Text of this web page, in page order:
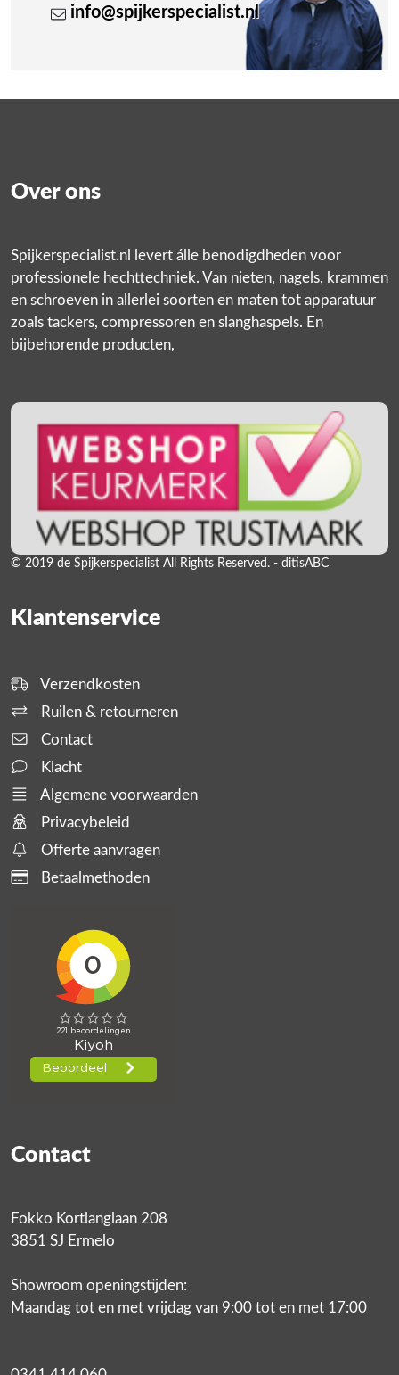
info@spijkerspecialist.nl
Over ons
Spijkerspecialist.nl levert álle benodigdheden voor
professionele hechttechniek. Van nieten, nagels, krammen
en schroeven in allerlei soorten en maten tot apparatuur
zoals tackers, compressoren en slanghaspels. En
bijbehorende producten,
© 2019 de Spijkerspecialist All Rights Reserved. - ditisABC
Klantenservice
Verzendkosten
Ruilen & retourneren
Contact
Klacht
Algemene voorwaarden
Privacybeleid
Offerte aanvragen
Betaalmethoden
Contact
Fokko Kortlanglaan 208
3851 SJ Ermelo
Showroom openingstijden:
Maandag tot en met vrijdag van 9:00 tot en met 17:00